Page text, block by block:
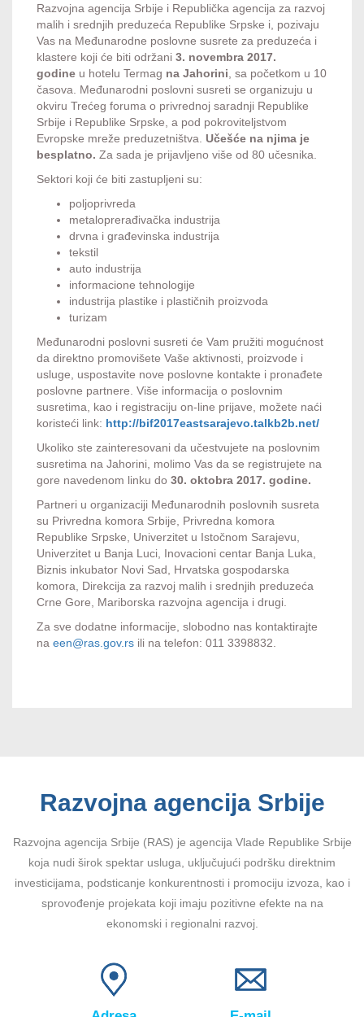
Razvojna agencija Srbije i Republička agencija za razvoj
malih i srednjih preduzeća Republike Srpske i, pozivaju
Vas na Međunarodne poslovne susrete za preduzeća i
klastere koji će biti održani 3. novembra 2017.
godine u hotelu Termag na Jahorini , sa početkom u 10
časova. Međunarodni poslovni susreti se organizuju u
okviru Trećeg foruma o privrednoj saradnji Republike
Srbije i Republike Srpske, a pod pokroviteljstvom
Evropske mreže preduzetništva. Učešće na njima je
besplatno. Za sada je prijavljeno više od 80 učesnika.
Sektori koji će biti zastupljeni su:
poljoprivreda
metaloprerađivačka industrija
drvna i građevinska industrija
tekstil
auto industrija
informacione tehnologije
industrija plastike i plastičnih proizvoda
turizam
Međunarodni poslovni susreti će Vam pružiti mogućnost
da direktno promovišete Vaše aktivnosti, proizvode i
usluge, uspostavite nove poslovne kontakte i pronađete
poslovne partnere. Više informacija o poslovnim
susretima, kao i registraciju on-line prijave, možete naći
koristeći link: http://bif2017eastsarajevo.talkb2b.net/
Ukoliko ste zainteresovani da učestvujete na poslovnim
susretima na Jahorini, molimo Vas da se registrujete na
gore navedenom linku do 30. oktobra 2017. godine.
Partneri u organizaciji Međunarodnih poslovnih susreta
su Privredna komora Srbije, Privredna komora
Republike Srpske, Univerzitet u Istočnom Sarajevu,
Univerzitet u Banja Luci, Inovacioni centar Banja Luka,
Biznis inkubator Novi Sad, Hrvatska gospodarska
komora, Direkcija za razvoj malih i srednjih preduzeća
Crne Gore, Mariborska razvojna agencija i drugi.
Za sve dodatne informacije, slobodno nas kontaktirajte
na een@ras.gov.rs ili na telefon: 011 3398832.
Razvojna agencija Srbije
Razvojna agencija Srbije (RAS) je agencija Vlade Republike Srbije
koja nudi širok spektar usluga, uključujući podršku direktnim
investicijama, podsticanje konkurentnosti i promociju izvoza, kao i
sprovođenje projekata koji imaju pozitivne efekte na na
ekonomski i regionalni razvoj.